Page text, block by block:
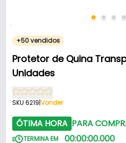
+50 vendidos
Protetor de Quina
Unidades
SKU 6219|Vonder
ÓTIMA HORA PARA
TERMINA EM 00:00:00.000